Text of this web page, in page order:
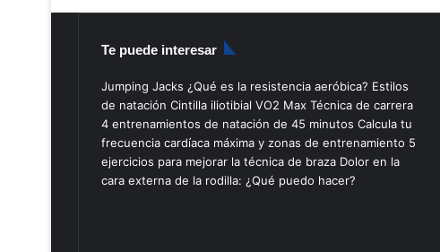
Te puede interesar
Jumping Jacks ¿Qué es la resistencia aeróbica? Estilos
de natación Cintilla iliotibial VO2 Max Técnica de carrera
4 entrenamientos de natación de 45 minutos Calcula tu
frecuencia cardíaca máxima y zonas de entrenamiento 5
ejercicios para mejorar la técnica de braza Dolor en la
cara externa de la rodilla: ¿Qué puedo hacer?